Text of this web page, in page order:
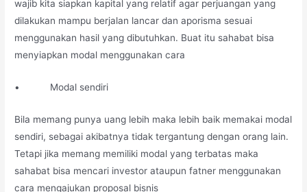
wajib kita siapkan kapital yang relatif agar perjuangan yang
dilakukan mampu berjalan lancar dan aporisma sesuai
menggunakan hasil yang dibutuhkan. Buat itu sahabat bisa
menyiapkan modal menggunakan cara
• Modal sendiri
Bila memang punya uang lebih maka lebih baik memakai modal
sendiri, sebagai akibatnya tidak tergantung dengan orang lain.
Tetapi jika memang memiliki modal yang terbatas maka
sahabat bisa mencari investor ataupun fatner menggunakan
cara mengajukan proposal bisnis